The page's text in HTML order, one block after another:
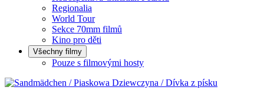
Regionalia
World Tour
Sekce 70mm filmů
Kino pro děti
Všechny filmy
Pouze s filmovými hosty